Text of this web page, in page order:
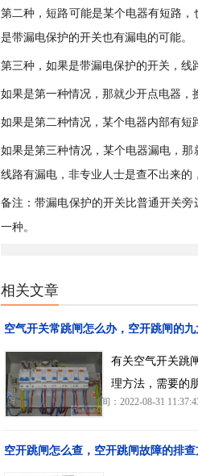
第二种，短路可能是某个电器有短路
是带漏电保护的开关也有漏电的可能。
第三种，如果是带漏电保护的开关，线
如果是第一种情况，那就少开点电器，
如果是第二种情况，某个电器内部有短
如果是第三种情况，某个电器漏电，
线路有漏电，非专业人士是查不出来的
备注：带漏电保护的开关比普通开关
一种。
相关文章
空气开关常跳闸怎么办，空开跳闸的九
有关空气开关跳
理方法，需要的
时间：2022-08-31
空开跳闸怎么查，空开跳闸故障的排查